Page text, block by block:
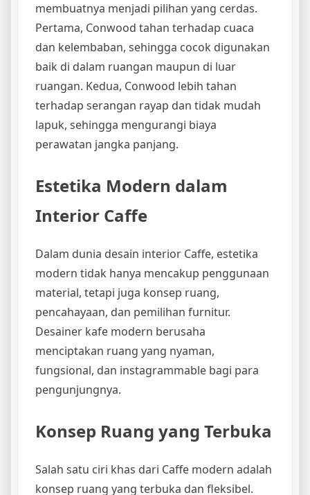
membuatnya menjadi pilihan yang cerdas.
Pertama, Conwood tahan terhadap cuaca
dan kelembaban, sehingga cocok digunakan
baik di dalam ruangan maupun di luar
ruangan. Kedua, Conwood lebih tahan
terhadap serangan rayap dan tidak mudah
lapuk, sehingga mengurangi biaya
perawatan jangka panjang.
Estetika Modern dalam
Interior Caffe
Dalam dunia desain interior Caffe, estetika
modern tidak hanya mencakup penggunaan
material, tetapi juga konsep ruang,
pencahayaan, dan pemilihan furnitur.
Desainer kafe modern berusaha
menciptakan ruang yang nyaman,
fungsional, dan instagrammable bagi para
pengunjungnya.
Konsep Ruang yang Terbuka
Salah satu ciri khas dari Caffe modern adalah
konsep ruang yang terbuka dan fleksibel.